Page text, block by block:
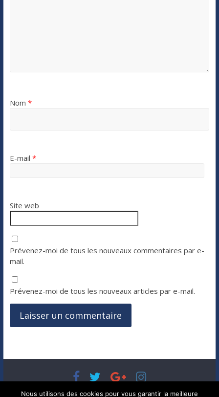
Nom *
E-mail *
Site web
Prévenez-moi de tous les nouveaux commentaires par e-
mail.
Prévenez-moi de tous les nouveaux articles par e-mail.
Copyright © 2026 Bénéfices, l'actualité de votre argent, de
Nous utilisons des cookies pour vous garantir la meilleure